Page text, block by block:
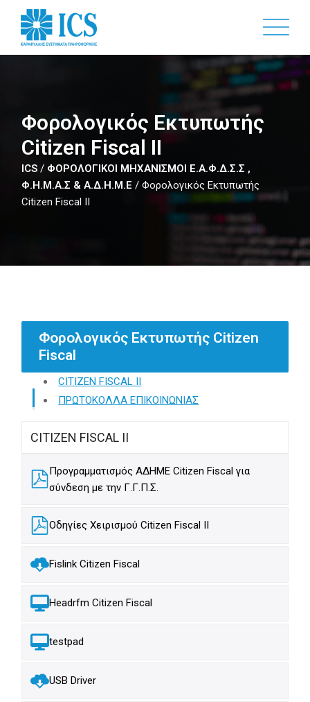
Skip
main
Φορολογικός Εκτυπωτής
Citizen Fiscal II
ICS / ΦΟΡΟΛΟΓΙΚΟΙ ΜΗΧΑΝΙΣΜΟΙ Ε.Α.Φ.Δ.Σ.Σ ,
Φ.Η.Μ.Α.Σ & Α.Δ.Η.Μ.Ε /Φορολογικός Εκτυπωτής
Citizen Fiscal II
Φορολογικός Εκτυπωτής Citizen
Fiscal
CITIZEN FISCAL II
ΠΡΩΤΟΚΟΛΛΑ ΕΠΙΚΟΙΝΩΝΙΑΣ
CITIZEN FISCAL II
Προγραμματισμός Α∆ΗΜΕ Citizen Fiscal για
σύνδεση με την Γ.Γ.Π.Σ.
Οδηγίες Χειρισμού Citizen Fiscal II
Fislink Citizen Fiscal
Headrfm Citizen Fiscal
testpad
USB Driver